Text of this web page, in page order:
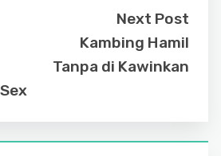
Next Post
Kambing Hamil
Tanpa di Kawinkan